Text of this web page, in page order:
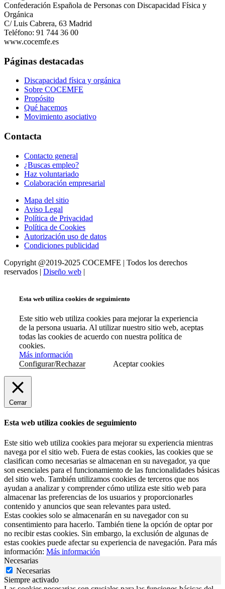
Confederación Española de Personas con Discapacidad Física y
Orgánica
C/ Luis Cabrera, 63 Madrid
Teléfono: 91 744 36 00
www.cocemfe.es
Páginas destacadas
Discapacidad física y orgánica
Sobre COCEMFE
Propósito
Qué hacemos
Movimiento asociativo
Contacta
Contacto general
¿Buscas empleo?
Haz voluntariado
Colaboración empresarial
Mapa del sitio
Aviso Legal
Política de Privacidad
Política de Cookies
Autorización uso de datos
Condiciones publicidad
Copyright @2019-2025 COCEMFE | Todos los derechos
reservados | Diseño web |
Esta web utiliza cookies de seguimiento
Este sitio web utiliza cookies para mejorar la experiencia
de la persona usuaria. Al utilizar nuestro sitio web, aceptas
todas las cookies de acuerdo con nuestra política de
cookies.
Más información
Configurar/Rechazar
Aceptar cookies
Cerrar
Esta web utiliza cookies de seguimiento
Este sitio web utiliza cookies para mejorar su experiencia mientras
navega por el sitio web. Fuera de estas cookies, las cookies que se
clasifican como necesarias se almacenan en su navegador, ya que
son esenciales para el funcionamiento de las funcionalidades básicas
del sitio web. También utilizamos cookies de terceros que nos
ayudan a analizar y comprender cómo utiliza este sitio web para
almacenar las preferencias de los usuarios y proporcionarles
contenido y anuncios que sean relevantes para usted.
Estas cookies solo se almacenarán en su navegador con su
consentimiento para hacerlo. También tiene la opción de optar por
no recibir estas cookies. Sin embargo, la exclusión de algunas de
estas cookies puede afectar su experiencia de navegación. Para más
información: Más información
Necesarias
Necesarias
Siempre activado